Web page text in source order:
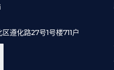
遵化路27号1号楼711户